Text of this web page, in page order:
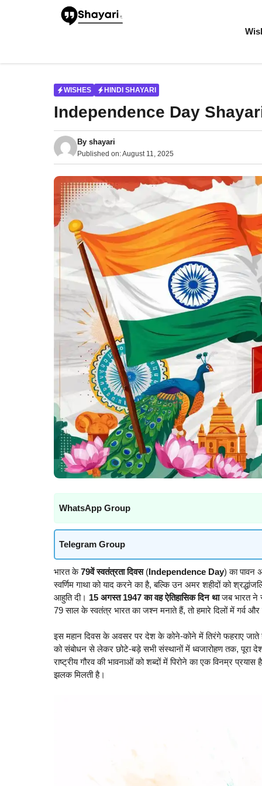
WISHES HINDI SHAYARI
Independence Day
By shayari
Published on:August 11, 2025
WhatsApp Group
Telegram Group
भारत के79वें स्वतंत्रता दिवस(Independence Day) का पावन
स्वर्णिम गाथा को याद करने का है, बल्कि उन अमर शहीदों को
आहुति दी। 15 अगस्त 1947 का वह ऐतिहासिक दिन थाजब भारत ने
79 साल के स्वतंत्र भारत का जश्न मनाते हैं, तो हमारे दिलों में गर्व और
इस महान दिवस के अवसर पर देश के कोने-कोने में तिरंगे फहराए जाते
को संबोधन से लेकर छोटे-बड़े सभी संस्थानों में ध्वजारोहण तक, पूरा
राष्ट्रीय गौरव की भावनाओं को शब्दों में पिरोने का एक विनम्र
झलक मिलती है।